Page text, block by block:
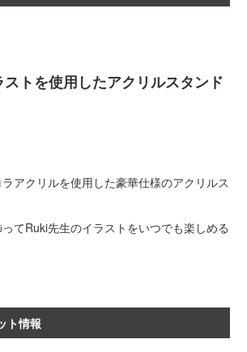
トを使用したアクリルスタンド
アクリルを使用した豪華仕様のアクリルス
てRuki先生のイラストをいつでも楽しめる
ト情報